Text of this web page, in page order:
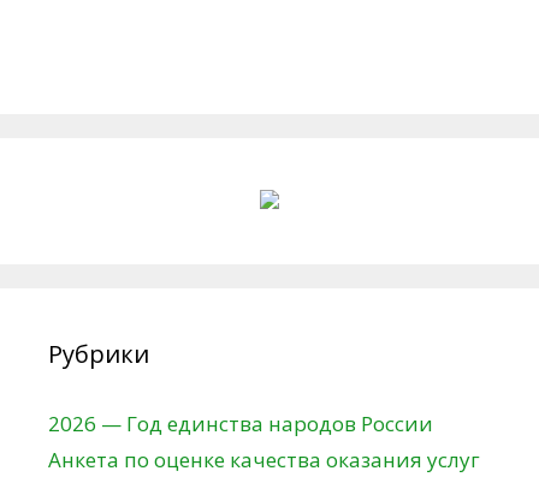
Рубрики
2026 — Год единства народов России
Анкета по оценке качества оказания услуг